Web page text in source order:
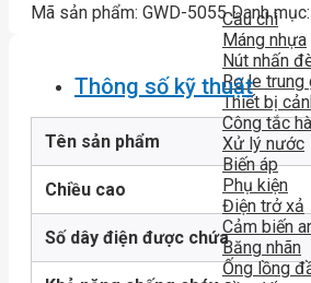
Cầu chì
Máng nhựa
Nút nhấn
Rơ le trung
Thiết bị
Công tắc
Xử lý nước
Biến áp
Phụ kiện
Điện trở xả
Cảm biến
Băng nhãn
Ống lồng
Mã sản phẩm: GWD-5055 Danh mục:
Thông số kỹ thuật
Tên sản phẩm
Chiều cao
Số dây điện được chứa